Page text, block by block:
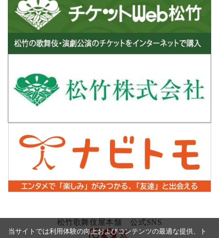
松竹歌舞伎屋本舗 公式SNS
当サイトでは利用体験の向上およびコンテンツの最適な提供、ト